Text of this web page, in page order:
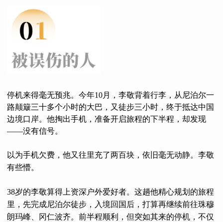
停机来得毫无预兆。今年10月，李敬背着行李，从尼泊尔一
路颠簸三十多个小时的大巴，又徒步三小时，终于抵达中国
边境口岸。他掏出手机，准备开启旅程的下半程，却发现
——没有信号。
以为手机欠费，他又往里充了两百块，依旧毫无动静。李敬
有些懵。
38岁的李敬算得上资深户外爱好者。这趟他精心规划的旅程
里，先完成尼泊尔徒步，入境回国后，打算再继续前往珠穆
朗玛峰、冈仁波齐。前半程顺利，但突如其来的停机，不仅